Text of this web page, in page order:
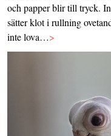
och papper blir till tryck.
sätter klot i rullning
inte lova…>